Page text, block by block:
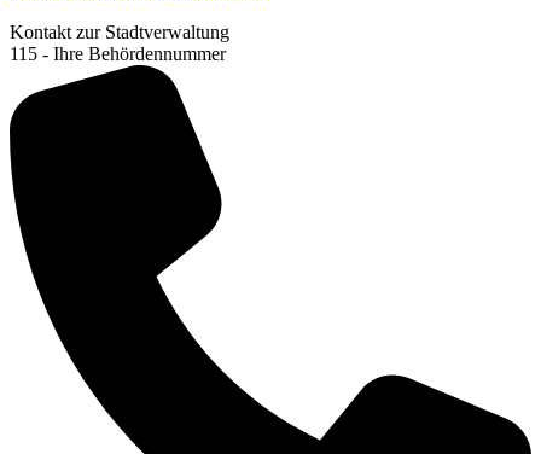
Kontakt zur Stadtverwaltung
115 - Ihre Behördennummer